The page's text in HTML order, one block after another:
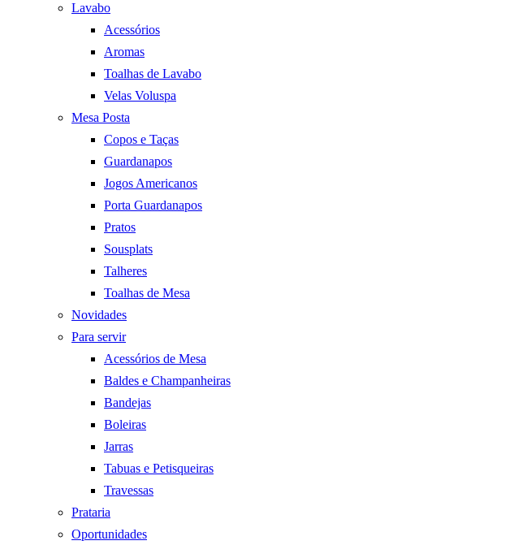
Lavabo
Acessórios
Aromas
Toalhas de Lavabo
Velas Voluspa
Mesa Posta
Copos e Taças
Guardanapos
Jogos Americanos
Porta Guardanapos
Pratos
Sousplats
Talheres
Toalhas de Mesa
Novidades
Para servir
Acessórios de Mesa
Baldes e Champanheiras
Bandejas
Boleiras
Jarras
Tabuas e Petisqueiras
Travessas
Prataria
Oportunidades